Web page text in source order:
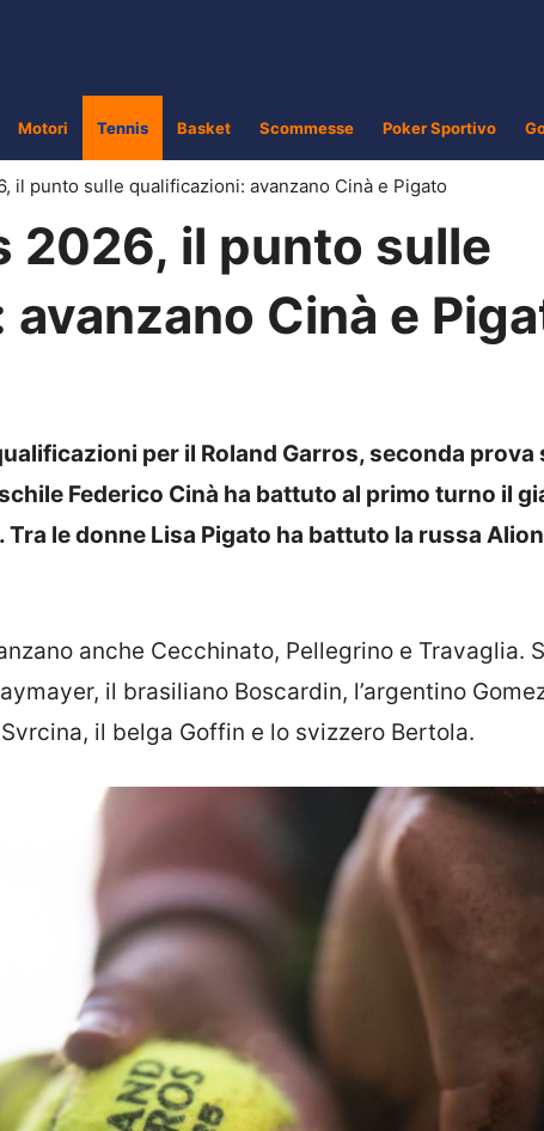
Motori Tennis Basket Scommesse Poker Sportivo
il punto sulle qualificazioni: avanzano Cinà e Pigato
2026, il punto sulle
Cinà e
per il Roland Garros, seconda prova
Federico Cinà ha battuto al primo turno il
le donne Lisa Pigato ha battuto la russa
anche Cecchinato, Pellegrino e Travaglia.
il brasiliano Boscardin, l’argentino
il belga Goffin e lo svizzero Bertola.